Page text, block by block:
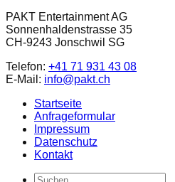
PAKT Entertainment AG
Sonnenhaldenstrasse 35
CH-9243 Jonschwil SG
Telefon: +41 71 931 43 08
E-Mail: info@pakt.ch
Startseite
Anfrageformular
Impressum
Datenschutz
Kontakt